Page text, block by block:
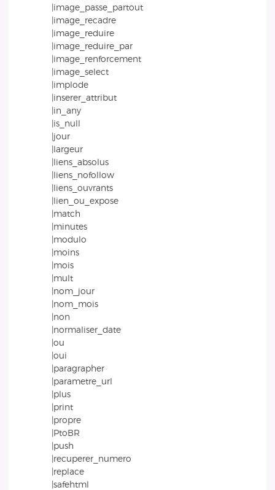
|image_passe_partout
|image_recadre
|image_reduire
|image_reduire_par
|image_renforcement
|image_select
|implode
|inserer_attribut
|in_any
|is_null
|jour
|largeur
|liens_absolus
|liens_nofollow
|liens_ouvrants
|lien_ou_expose
|match
|minutes
|modulo
|moins
|mois
|mult
|nom_jour
|nom_mois
|non
|normaliser_date
|ou
|oui
|paragrapher
|parametre_url
|plus
|print
|propre
|PtoBR
|push
|recuperer_numero
|replace
|safehtml